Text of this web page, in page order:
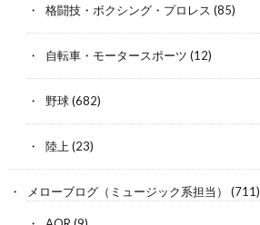
格闘技・ボクシング・プロレス (85)
自転車・モータースポーツ (12)
野球(682)
陸上 (23)
メローブログ（ミュージック系担当） (711)